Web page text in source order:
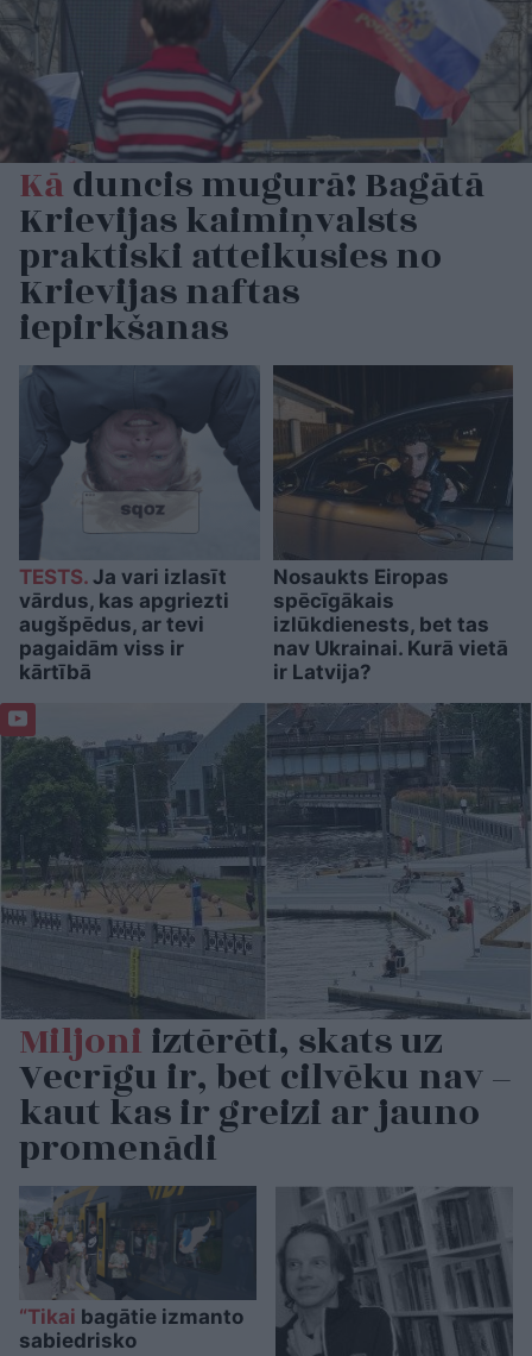
Kāduncis mugurā! Bagātā
Krievijas kaimiņvalsts
praktiski atteikusies no
Krievijas naftas
iepirkšanas
TESTS. Ja vari izlasīt
vārdus, kas apgriezti
augšpēdus, ar tevi
pagaidām viss ir
kārtībā
Nosaukts Eiropas
spēcīgākais
izlūkdienests, bet tas
nav Ukrainai. Kurā vietā
ir Latvija?
Miljoniiztērēti, skats uz
Vecrīgu ir, bet cilvēku nav –
kaut kas ir greizi ar jauno
promenādi
“Tikai bagātie izmanto
sabiedrisko